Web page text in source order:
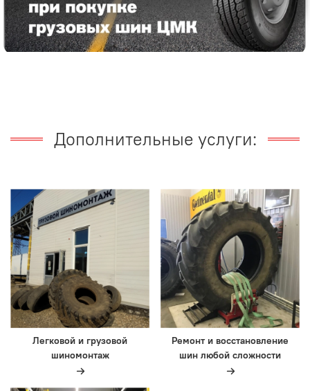
Дополнительные услуги:
Легковой и грузовой
шиномонтаж
Ремонт и восстановление
шин любой сложности